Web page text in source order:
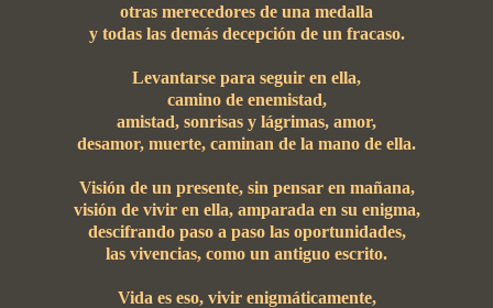
otras merecedores de una medalla
y todas las demás decepción de un fracaso.
Levantarse para seguir en ella,
camino de enemistad,
amistad, sonrisas y lágrimas, amor,
desamor, muerte, caminan de la mano de ella.
Visión de un presente, sin pensar en mañana,
visión de vivir en ella, amparada en su enigma,
descifrando paso a paso las oportunidades,
las vivencias, como un antiguo escrito.
Vida es eso, vivir enigmáticamente,